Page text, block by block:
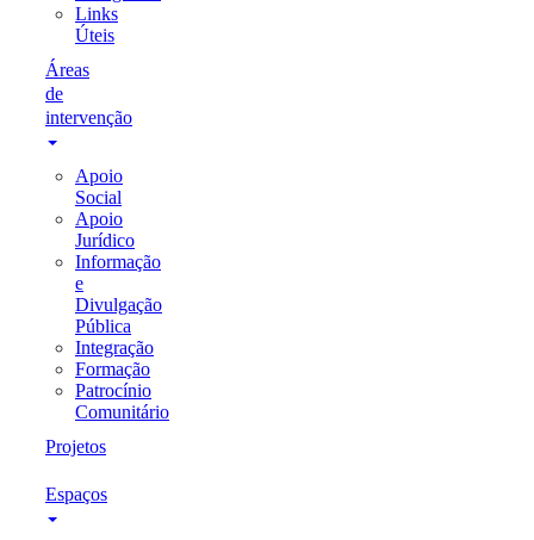
Links
Úteis
Áreas
de
intervenção
Apoio
Social
Apoio
Jurídico
Informação
e
Divulgação
Pública
Integração
Formação
Patrocínio
Comunitário
Projetos
Espaços